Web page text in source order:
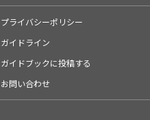
プライバシーポリシー
ガイドライン
ガイドブックに投稿する
お問い合わせ